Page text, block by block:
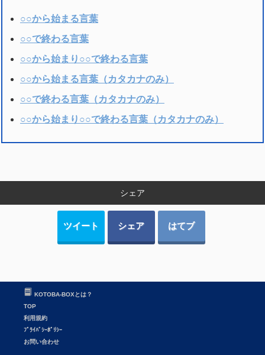
○○から始まる言葉
○○で終わる言葉
○○から始まり○○で終わる言葉
○○から始まる言葉（カタカナのみ）
○○で終わる言葉（カタカナのみ）
○○から始まり○○で終わる言葉（カタカナのみ）
シェア
ツイート シェア はてブ
KOTOBA-BOXとは？
TOP
利用規約
ﾌﾟﾗｲﾊﾞｼｰﾎﾟﾘｼｰ
お問い合わせ